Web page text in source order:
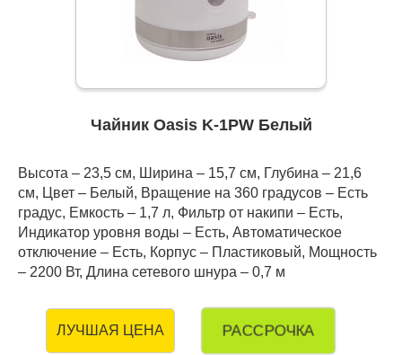
Чайник Oasis K-1PW Белый
Высота – 23,5 см, Ширина – 15,7 см, Глубина – 21,6
см, Цвет – Белый, Вращение на 360 градусов – Есть
градус, Емкость – 1,7 л, Фильтр от накипи – Есть,
Индикатор уровня воды – Есть, Автоматическое
отключение – Есть, Корпус – Пластиковый, Мощность
– 2200 Вт, Длина сетевого шнура – 0,7 м
ЛУЧШАЯ ЦЕНА РАССРОЧКА